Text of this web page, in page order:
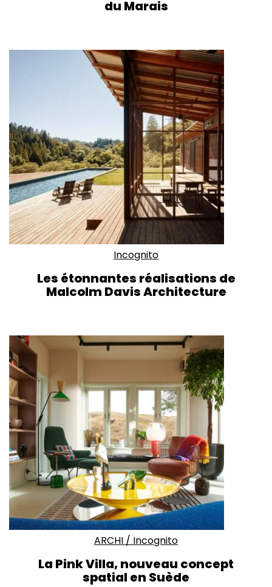
du Marais
Incognito
Les étonnantes réalisations de
Malcolm Davis Architecture
ARCHI / Incognito
La Pink Villa, nouveau concept
spatial en Suède